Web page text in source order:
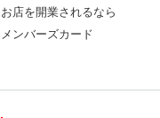
お店を開業されるなら
メンバーズカード